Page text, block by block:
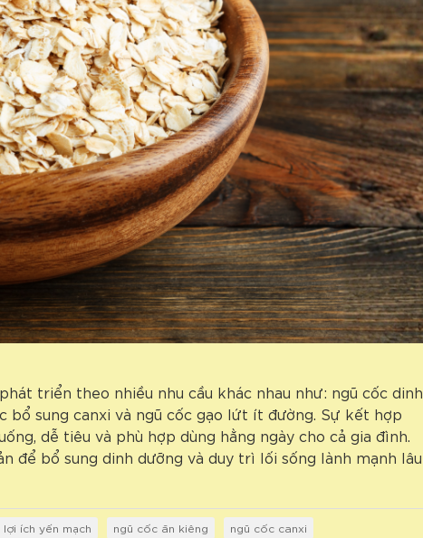
triển theo nhiều nhu cầu khác nhau như: ngũ cốc dinh
bổ sung canxi và ngũ cốc gạo lứt ít đường. Sự kết hợp
dễ tiêu và phù hợp dùng hằng ngày cho cả gia đình.
để bổ sung dinh dưỡng và duy trì lối sống lành mạnh lâu
lợi ích yến mạch ngũ cốc ăn kiêng
ngũ cốc canxi